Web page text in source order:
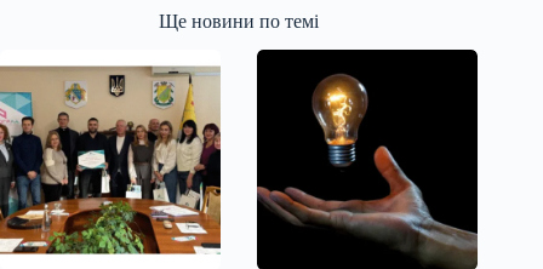
Ще новини по темі